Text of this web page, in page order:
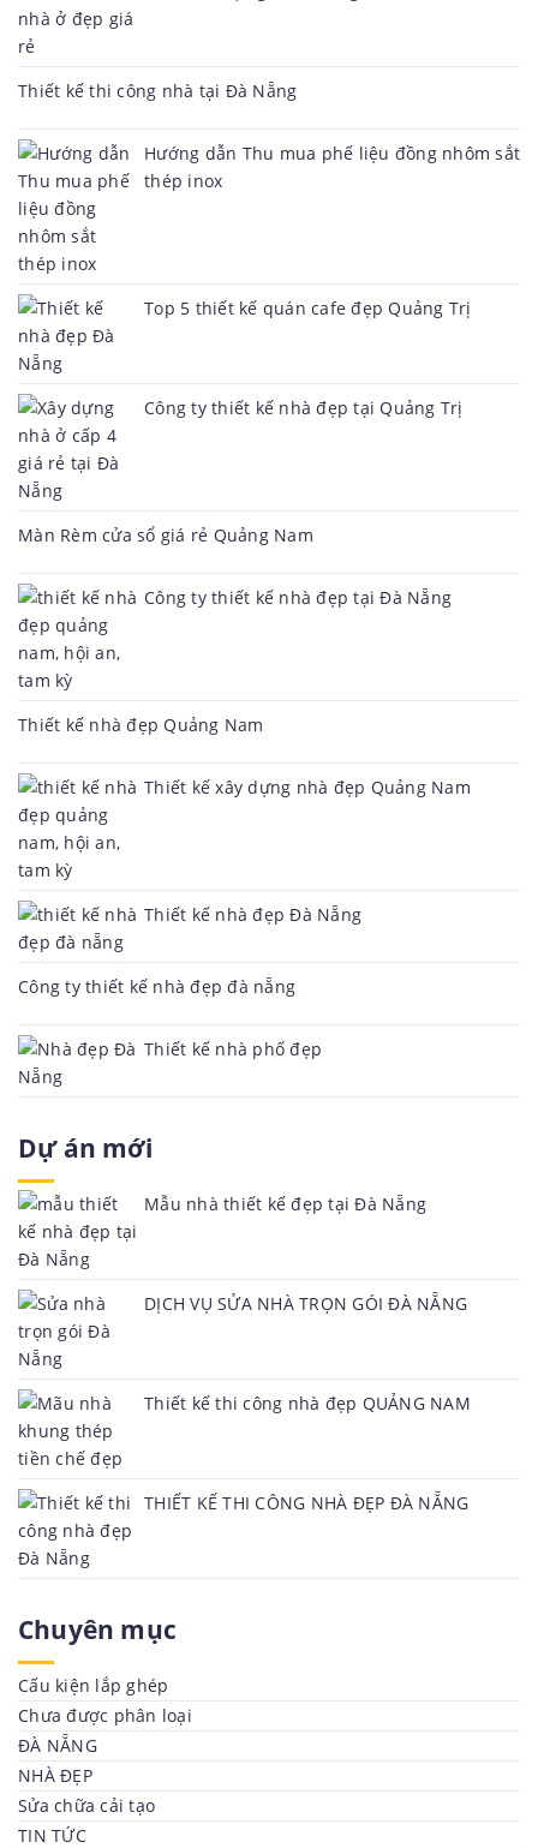
Thiết kế thi công nhà tại Đà Nẵng
Hướng dẫn Thu mua phế liệu đồng nhôm sắt
thép inox
Top 5 thiết kế quán cafe đẹp Quảng Trị
Công ty thiết kế nhà đẹp tại Quảng Trị
Màn Rèm cửa sổ giá rẻ Quảng Nam
Công ty thiết kế nhà đẹp tại Đà Nẵng
Thiết kế nhà đẹp Quảng Nam
Thiết kế xây dựng nhà đẹp Quảng Nam
Thiết kế nhà đẹp Đà Nẵng
Công ty thiết kế nhà đẹp đà nẵng
Thiết kế nhà phố đẹp
Dự án mới
Mẫu nhà thiết kế đẹp tại Đà Nẵng
DỊCH VỤ SỬA NHÀ TRỌN GÓI ĐÀ NẴNG
Thiết kế thi công nhà đẹp QUẢNG NAM
THIẾT KẾ THI CÔNG NHÀ ĐẸP ĐÀ NẴNG
Chuyên mục
Cấu kiện lắp ghép
Chưa được phân loại
ĐÀ NẴNG
NHÀ ĐẸP
Sửa chữa cải tạo
TIN TỨC